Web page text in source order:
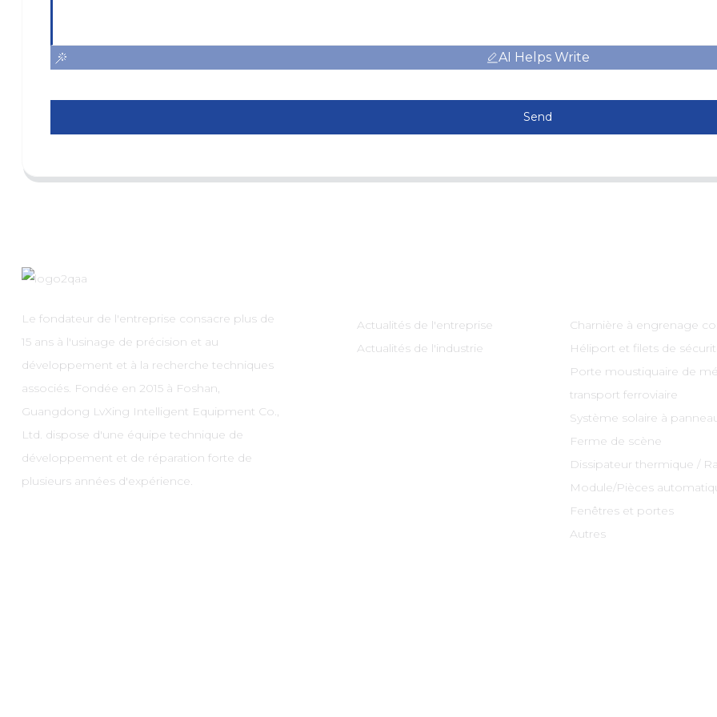
AI Helps Write
Send
Le fondateur de l'entreprise consacre plus de
15 ans à l'usinage de précision et au
développement et à la recherche techniques
associés. Fondée en 2015 à Foshan,
Guangdong LvXing Intelligent Equipment Co.,
Ltd. dispose d'une équipe technique de
développement et de réparation forte de
plusieurs années d'expérience.
Actualités de l'entreprise
Actualités de l'industrie
Charnière à engrenage
Héliport et filets de
Porte moustiquaire de
transport ferroviaire
Système solaire à
Ferme de scène
Dissipateur thermique /
Module/Pièces
Fenêtres et portes
Autres